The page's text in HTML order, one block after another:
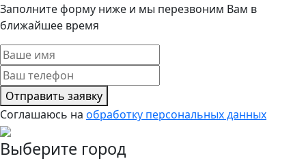
Заполните форму ниже и мы перезвоним Вам в
ближайшее время
Отправить заявку
Соглашаюсь на обработку персональных данных
Выберите город